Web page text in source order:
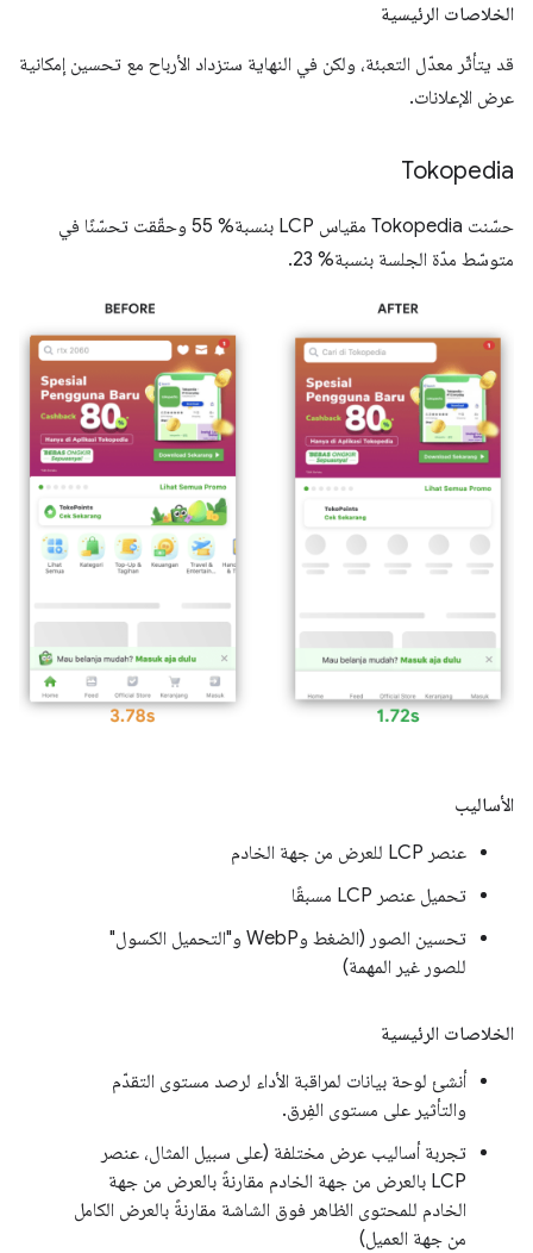
الخلاصات الرئيسية
قد يتأثّر معدّل التعبئة، ولكن في النهاية ستزداد الأرباح مع تحسين إمكانية
عرض الإعلانات.
Tokopedia
حسّنت Tokopedia مقياس LCP بنسبة% 55 وحقّقت تحسّنًا في
متوسّط مدّة الجلسة بنسبة% 23.
الأساليب
عنصر LCP للعرض من جهة الخادم
تحميل عنصر LCP مسبقًا
تحسين الصور (الضغط وWebP و"التحميل الكسول"
للصور غير المهمة)
الخلاصات الرئيسية
أنشئ لوحة بيانات لمراقبة الأداء لرصد مستوى التقدّم
والتأثير على مستوى الفِرق.
تجربة أساليب عرض مختلفة (على سبيل المثال، عنصر
LCP بالعرض من جهة الخادم مقارنةً بالعرض من جهة
الخادم للمحتوى الظاهر فوق الشاشة مقارنةً بالعرض الكامل
من جهة العميل)